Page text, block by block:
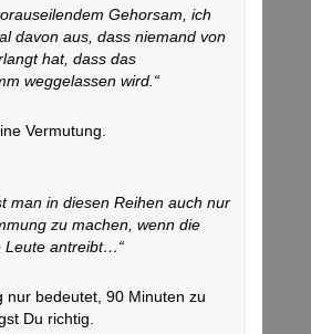
Gehorsam, ich
davon aus, dass niemand von
hat, dass das
weggelassen wird.“
Vermutung.
man in diesen Reihen auch nur
zu machen, wenn die
Leute antreibt…“
nur bedeutet, 90 Minuten zu
Du richtig.